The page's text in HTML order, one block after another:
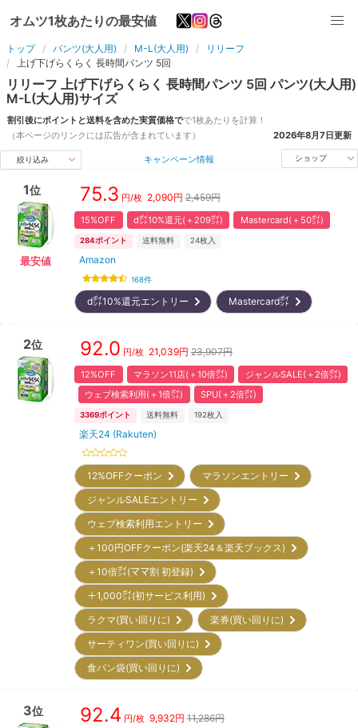
オムツ1枚あたりの最安値
トップ パンツ(大人用) M-L(大人用)
リリーフ
上げ下げらくらく 長時間パンツ 5回
リリーフ 上げ下げらくらく 長時間パンツ 5回 パンツ(大人用)
M-L(大人用)サイズ
割引後にポイントと送料を含めた実質価格でで1枚あたりを計算！
（本ページのリンクには広告が含まれています）
2026年8月7日更新
絞り込み キャンペーン情報 ショップ
1位
最安値
75.3 円/枚 2,090円 2,459円
15%OFF d㌽10%還元(＋209㌽) Mastercard(＋50㌽)
284ポイント 送料無料 24枚入
Amazon
168件
d㌽10%還元エントリー Mastercard㌽
2位 92.0 円/枚 21,039円 23,907円
12%OFF マラソン11店(＋10倍㌽)
ジャンルSALE(＋2倍㌽)
ウェブ検索利用(＋1倍㌽)
SPU(＋2倍㌽)
3369ポイント 送料無料 192枚入
楽天24 (Rakuten)
12%OFFクーポン
マラソンエントリー
ジャンルSALEエントリー
ウェブ検索利用エントリー
＋100円OFFクーポン(楽天24＆楽天ブックス)
＋10倍㌽(ママ割 初登録)
＋1,000㌽(初サービス利用)
ラクマ(買い回りに)
楽券(買い回りに)
サーティワン(買い回りに)
食パン袋(買い回りに)
3位 92.4 円/枚 9,932円 11,286円